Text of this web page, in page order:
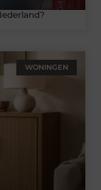
WONINGEN